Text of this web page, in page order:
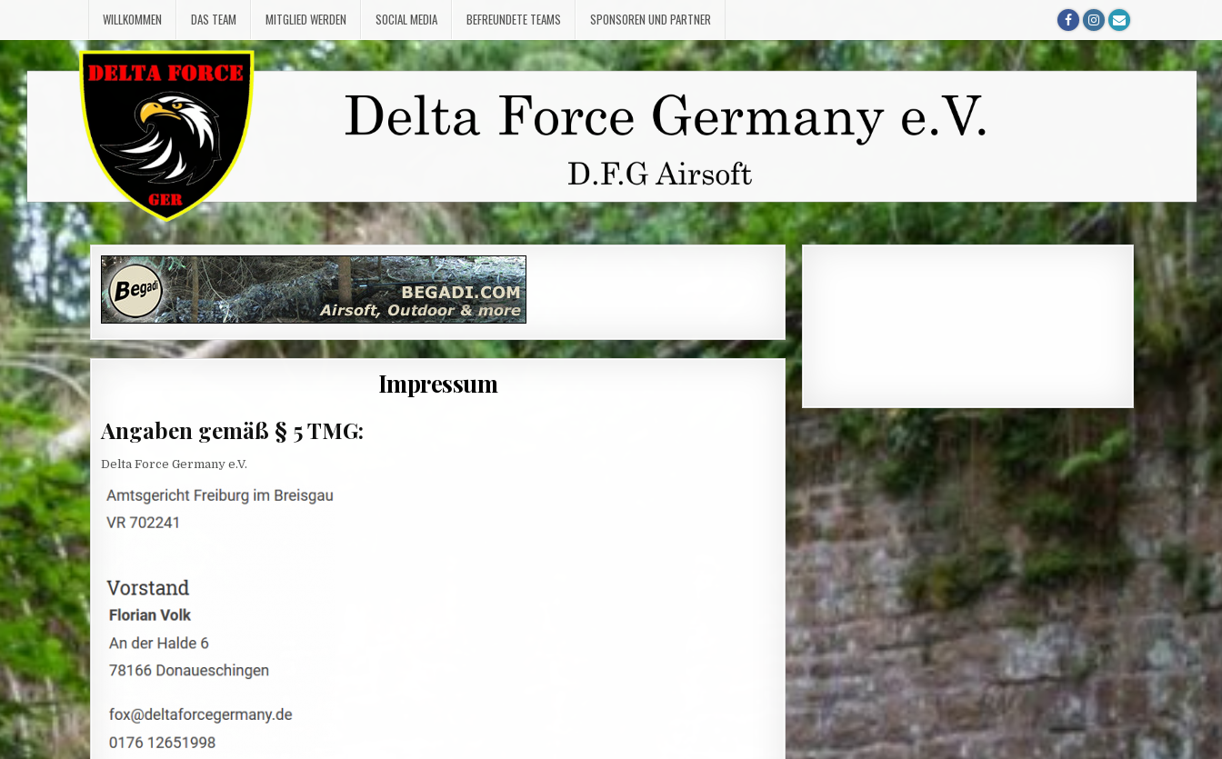
content
WILLKOMMEN DAS TEAM MITGLIED WERDEN SOCIAL MEDIA BEFREUNDETE TEAMS SPONSOREN UND PARTNER
Impressum
Angaben gemäß § 5 TMG:
Delta Force Germany e.V.